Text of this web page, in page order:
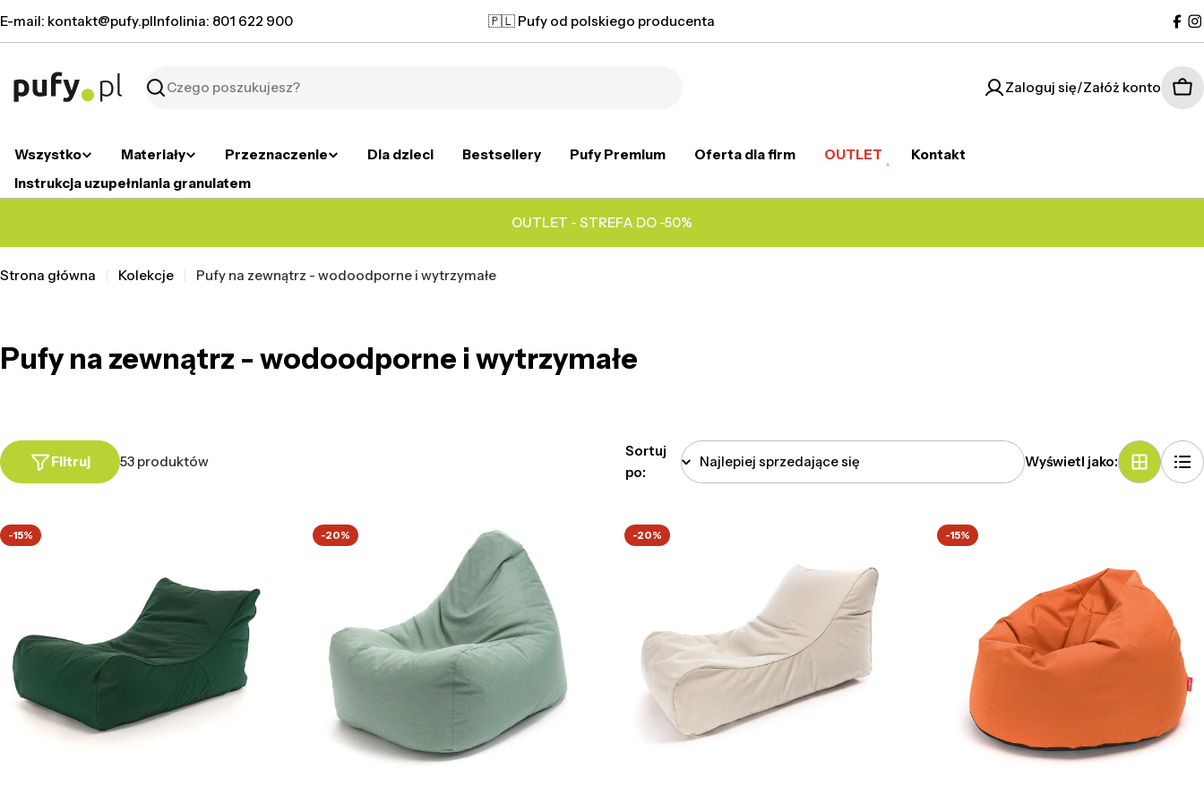
do
E-mail: kontakt@pufy.plInfolinia: 801 622 900 🇵🇱 Pufy od polskiego producenta
Szukaj
Zaloguj się/Załóż konto
Wszystko Materiały Przeznaczenie Dla dzieci Bestsellery Pufy Premium Oferta dla firm OUTLET
Kontakt
Instrukcja uzupełniania granulatem
OUTLET - STREFA DO -50%
Strona główna Kolekcje Pufy na zewnątrz - wodoodporne i wytrzymałe
Pufy na zewnątrz - wodoodporne i wytrzymałe
53 produktów
Filtruj
Sortuj
po:
Wyświetl jako:
-15% -20% -20% -15%